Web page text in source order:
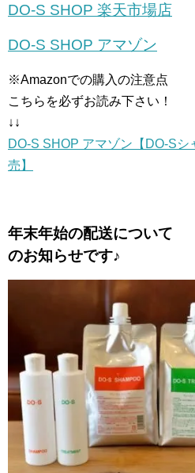
DO-S SHOP 楽天市場店
DO-S SHOP アマゾン
※Amazonでの購入の注意点
こちらを必ずお読み下さい！
↓↓
DO-S SHOP アマゾン【DO-Sシ
売】
年末年始の配送について
のお知らせです♪